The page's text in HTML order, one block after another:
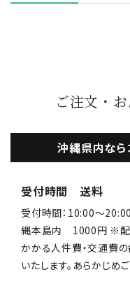
ご注文・
沖縄県内なら
受付時間 送料
受付時間：10:00〜
縄本島内 1000円 ※配
かかる人件費・交通費
いたします。あらかじめ